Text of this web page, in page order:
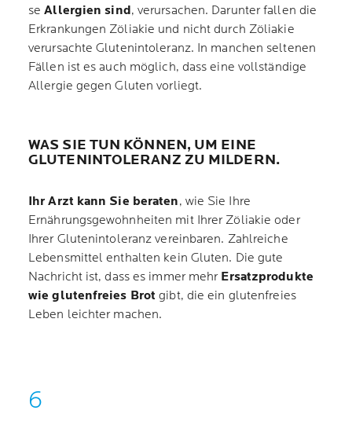
seAllergien sind, verursachen. Darunter fallen die
Erkrankungen Zöliakie und nicht durch Zöliakie
verursachte Glutenintoleranz. In manchen seltenen
Fällen ist es auch möglich, dass eine vollständige
Allergie gegen Gluten vorliegt.
WAS SIE TUN KÖNNEN, UM EINE
GLUTENINTOLERANZ ZU MILDERN.
Ihr Arzt kann Sie beraten, wie Sie Ihre
Ernährungsgewohnheiten mit Ihrer Zöliakie oder
Ihrer Glutenintoleranz vereinbaren. Zahlreiche
Lebensmittel enthalten kein Gluten. Die gute
Nachricht ist, dass es immer mehr Ersatzprodukte
wie glutenfreies Brot gibt, die ein glutenfreies
Leben leichter machen.